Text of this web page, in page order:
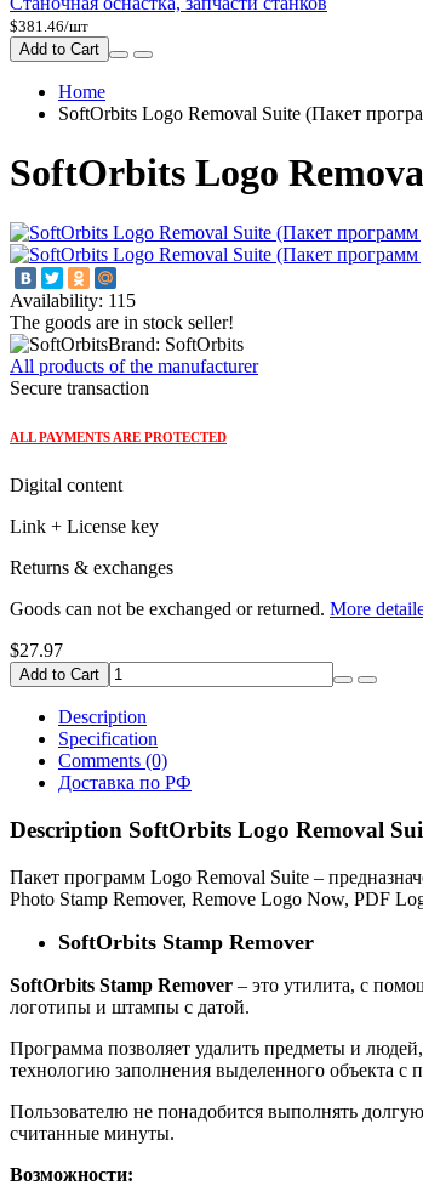
$381.46/шт
Add to Cart
Home
SoftOrbits Logo Removal Suite (Пакет
SoftOrbits Logo
Availability: 115
The goods are in stock seller!
Brand: SoftOrbits
All products of the manufacturer
Secure transaction
ALL PAYMENTS ARE PROTECTED
Digital content
Link + License key
Returns & exchanges
Goods can not be exchanged or returned. More
$27.97
Add to Cart
Description
Specification
Comments (0)
Доставка по РФ
Description SoftOrbits Logo Removal
Пакет программ Logo Removal Suite –
Photo Stamp Remover, Remove Logo Now, PDF
SoftOrbits Stamp Remover
SoftOrbits Stamp Remover – это утилита, с
логотипы и штампы с датой.
Программа позволяет удалить предметы и
технологию заполнения выделенного объекта с
Пользователю не понадобится выполнять
считанные минуты.
Возможности: